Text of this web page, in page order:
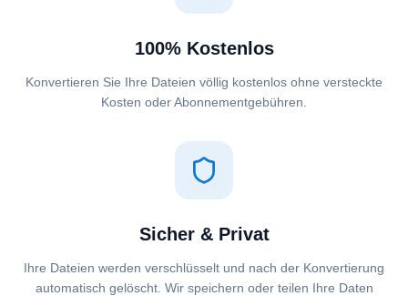
100% Kostenlos
Konvertieren Sie Ihre Dateien völlig kostenlos ohne versteckte
Kosten oder Abonnementgebühren.
Sicher & Privat
Ihre Dateien werden verschlüsselt und nach der Konvertierung
automatisch gelöscht. Wir speichern oder teilen Ihre Daten